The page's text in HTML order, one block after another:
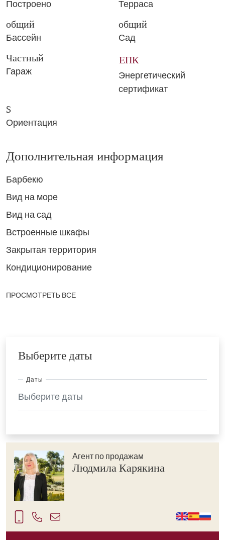
Построено
Терраса
общий
Бассейн
общий
Сад
Частный
Гараж
ЕПК
Энергетический
сертификат
S
Ориентация
Дополнительная информация
Барбекю
Вид на море
Вид на сад
Встроенные шкафы
Закрытая территория
Кондиционирование
ПРОСМОТРЕТЬ ВСЕ
Выберите даты
Даты
Агент по продажам
Людмила Карякина